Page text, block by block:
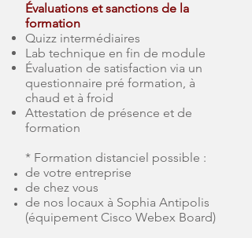
Évaluations et sanctions de la
formation
Quizz intermédiaires
Lab technique en fin de module
Évaluation de satisfaction via un
questionnaire pré formation, à
chaud et à froid
Attestation de présence et de
formation
* Formation distanciel possible :
de votre entreprise
de chez vous
de nos locaux à Sophia Antipolis
(équipement Cisco Webex Board)